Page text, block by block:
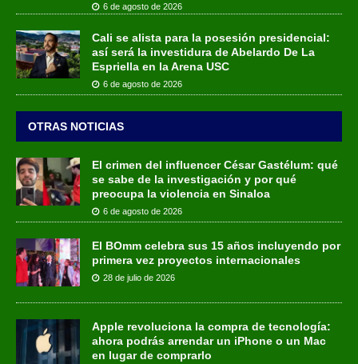
6 de agosto de 2026
Cali se alista para la posesión presidencial:
así será la investidura de Abelardo De La
Espriella en la Arena USC
6 de agosto de 2026
OTRAS NOTICIAS
El crimen del influencer César Gastélum: qué
se sabe de la investigación y por qué
preocupa la violencia en Sinaloa
6 de agosto de 2026
El BOmm celebra sus 15 años incluyendo por
primera vez proyectos internacionales
28 de julio de 2026
Apple revoluciona la compra de tecnología:
ahora podrás arrendar un iPhone o un Mac
en lugar de comprarlo